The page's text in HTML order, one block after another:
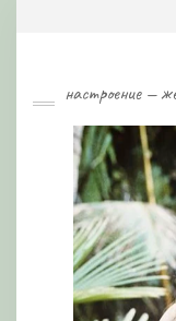
настроение —